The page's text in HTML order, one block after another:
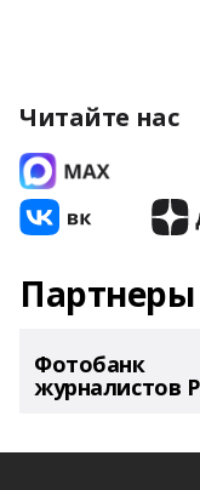
Читайте нас
Партнеры
Фотобанк
журналистов